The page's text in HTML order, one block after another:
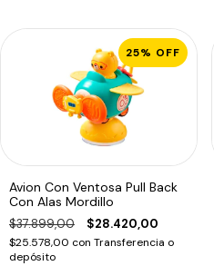
25% OFF
Avion Con Ventosa Pull Back
Con Alas Mordillo
$37.899,00 $28.420,00
$25.578,00 con Transferencia o
depósito